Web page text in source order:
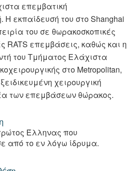
επεμβατική
Η εκπαίδευσή του στο Shanghai
του σε θωρακοσκοπικές
RATS επεμβάσεις, καθώς και η
του Τμήματος Ελάχιστα
στο Metropolitan,
χειρουργική
των επεμβάσεων θώρακος.
Έλληνας που
από το εν λόγω ίδρυμα.